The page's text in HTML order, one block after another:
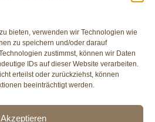
bieten, verwenden wir Technologien wie
zu speichern und/oder darauf
zustimmst, können wir Daten
IDs auf dieser Website verarbeiten.
erteilst oder zurückziehst, können
beeinträchtigt werden.
Akzeptieren
Protection
& Conditions
Statement